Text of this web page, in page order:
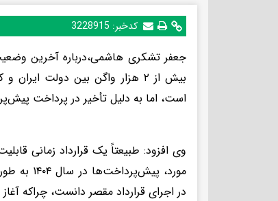
کدخبر: 3228915
جعفر تشکری هاشمی،درباره آخرین
است، اما به دلیل تأخیر در پرداخت
وی افزود: طبیعتاً یک قرارداد زمانی
مورد،
در اجرای قرارداد مقصر دانست، چراکه